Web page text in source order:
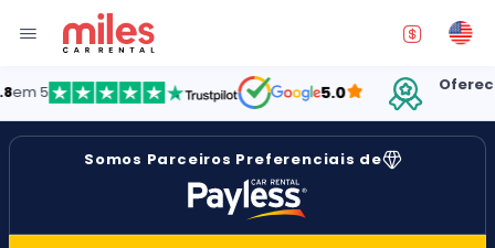
5.0
Somos Parceiros Preferenciais de